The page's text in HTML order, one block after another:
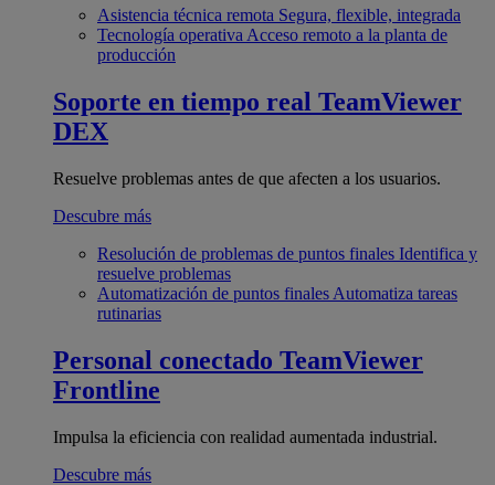
Asistencia técnica remota Segura, flexible, integrada
Tecnología operativa Acceso remoto a la planta de
producción
Soporte en tiempo real TeamViewer
DEX
Resuelve problemas antes de que afecten a los usuarios.
Descubre más
Resolución de problemas de puntos finales Identifica y
resuelve problemas
Automatización de puntos finales Automatiza tareas
rutinarias
Personal conectado TeamViewer
Frontline
Impulsa la eficiencia con realidad aumentada industrial.
Descubre más